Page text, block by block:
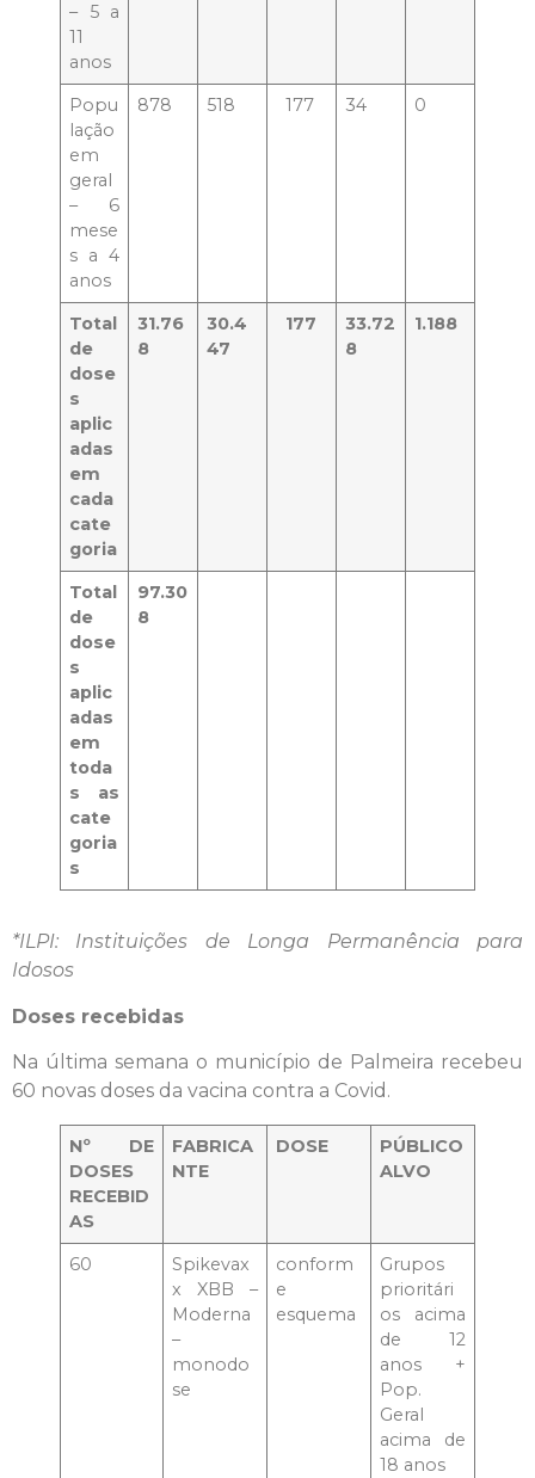
– 5 a
11
anos
Popu
lação
em
geral
– 6
mese
s a 4
anos
878 518 177 34 0
Total
de
dose
s
aplic
adas
em
cada
cate
goria
31.76
8
30.4
47
177
33.72
8
1.188
Total
de
dose
s
aplic
adas
em
toda
s as
cate
goria
s
97.30
8
*ILPI: Instituições de Longa Permanência para
Idosos
Doses recebidas
Na última semana o município de Palmeira recebeu
60 novas doses da vacina contra a Covid.
Nº DE
DOSES
RECEBID
AS
FABRICA
NTE
DOSE
PÚBLICO
ALVO
60
Spikevax
x XBB –
Moderna
–
monodo
se
conform
e
esquema
Grupos
prioritári
os acima
de 12
anos +
Pop.
Geral
acima de
18 anos